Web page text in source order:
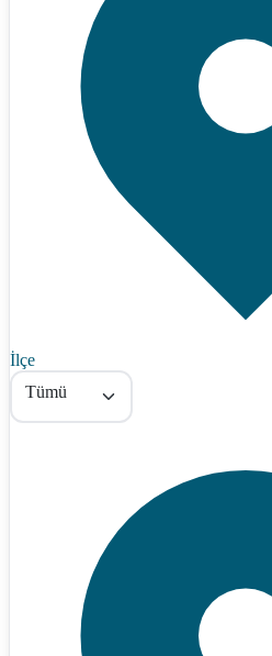
İlçe
Tümü